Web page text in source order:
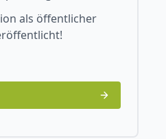
als öffentlicher